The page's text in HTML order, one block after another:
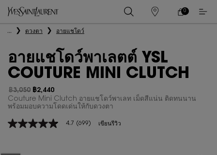
ร้าน
ค้า
ตะกร้า
0
0 PRODUCT IN
เนื้อหาหลัก
... ดวงตา อายแชโดว์
อายแชโดว์พาเลตต์ YSL
COUTURE MINI CLUTCH
ราคาเก่า
฿3,050
ราคาใหม่
฿2,440
Couture Mini Clutch อายแชโดว์พาเลท เม็ดสีแน่น ติดทนนาน
พร้อมมอบความโดดเด่นให้กับดวงตา
4.7
4.7 (699) เขียนรีวิว